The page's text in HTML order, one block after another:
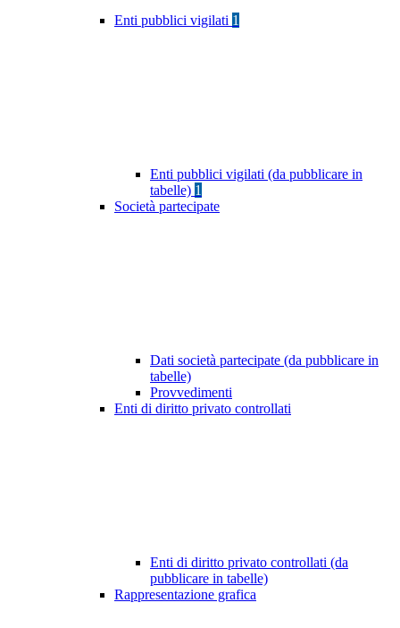
Enti pubblici vigilati 1
Enti pubblici vigilati (da pubblicare in
tabelle) 1
Società partecipate
Dati società partecipate (da pubblicare in
tabelle)
Provvedimenti
Enti di diritto privato controllati
Enti di diritto privato controllati (da
pubblicare in tabelle)
Rappresentazione grafica